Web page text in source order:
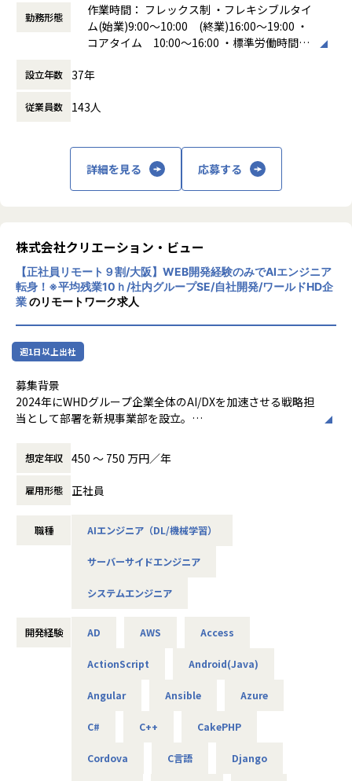
勤務形態
作業時間： フレックス制 ・フレキシブルタイ
ム(始業)9:00～10:00 (終業)16:00～19:00 ・
コアタイム 10:00～16:00 ・標準労働時間
働き方：
休憩時間： 60分
設立年数 37年
従業員数 143人
詳細を見る 応募する
株式会社クリエーション・ビュー
【正社員リモート９割/大阪】WEB開発経験のみでAIエンジニア
転身！※平均残業10ｈ/社内グループSE/自社開発/ワールドHD企
業のリモートワーク求人
週1日以上出社
募集背景
2024年にWHDグループ企業全体のAI/DXを加速させる戦略担
当として部署を新規事業部を設立。
える多様なビジネス課題に対し、AIを活用したシステム開発
を通じて事業価値の最大化に貢献しています。また外部クラ
イアントの案件も拡大中です。
現在、当部署は10名超の精鋭でAI/DX事業のシステム開発を
ーズは急速に拡大しており、さらなる事業拡大に向けて増員
AIやDXの知見は問わず、ご興味と意欲のある方にぜひ参画い
・大手企業、グループ会社に向けたAIソリューションの開発
・AWSやPythonを用いたAIアプリケーションの作成
・データ基盤の構築並びにデータ活用によるDX化の提案
想定年収 450 〜 750 万円／年
雇用形態 正社員
職種 AIエンジニア（DL/機械学習）
サーバーサイドエンジニア
システムエンジニア
開発経験 AD AWS Access
ActionScript Android(Java)
Angular Ansible Azure
C# C++ CakePHP
Cordova C言語 Django